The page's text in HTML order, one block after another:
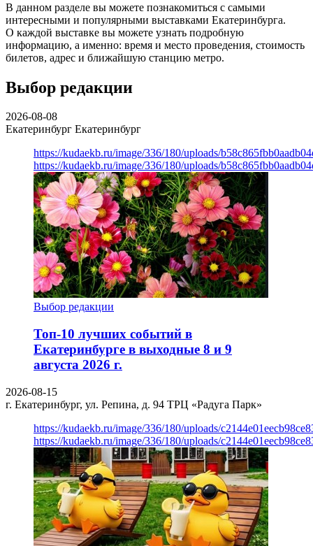
В данном разделе вы можете познакомиться с самыми
интересными и популярными выставками Екатеринбурга.
О каждой выставке вы можете узнать подробную
информацию, а именно: время и место проведения, стоимость
билетов, адрес и ближайшую станцию метро.
Выбор редакции
2026-08-08
Екатеринбург Екатеринбург
https://kudaekb.ru/image/336/180/uploads/
https://kudaekb.ru/image/336/180/uploads/
Выбор редакции
Топ-10 лучших событий в
Екатеринбурге в выходные 8 и 9
августа 2026 г.
2026-08-15
г. Екатеринбург, ул. Репина, д. 94 ТРЦ «Радуга Парк»
https://kudaekb.ru/image/336/180/uploads/
https://kudaekb.ru/image/336/180/uploads/